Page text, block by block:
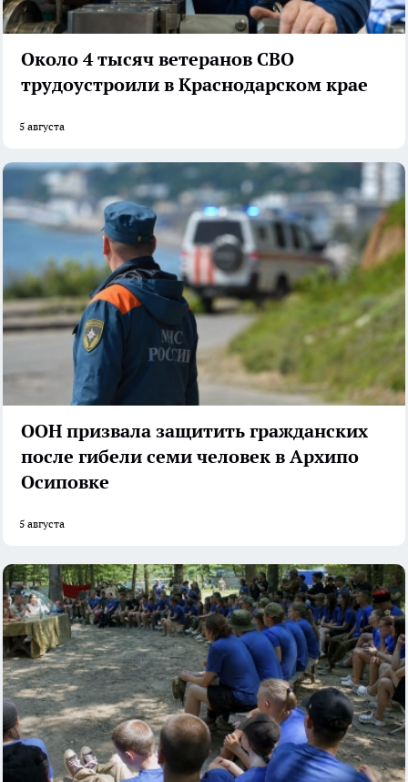
Около 4 тысяч ветеранов СВО
трудоустроили в Краснодарском крае
5 августа
ООН призвала защитить гражданских
после гибели семи человек в Архипо
Осиповке
5 августа